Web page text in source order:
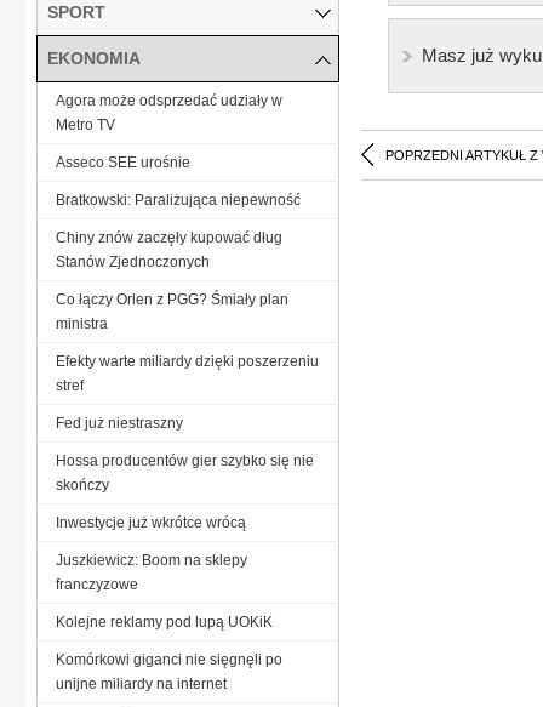
Masz już
POPRZEDNI ARTYKUŁ Z
SPORT
EKONOMIA
Agora może odsprzedać udziały w
Metro TV
Asseco SEE urośnie
Bratkowski: Paraliżująca niepewność
Chiny znów zaczęły kupować dług
Stanów Zjednoczonych
Co łączy Orlen z PGG? Śmiały plan
ministra
Efekty warte miliardy dzięki poszerzeniu
stref
Fed już niestraszny
Hossa producentów gier szybko się nie
skończy
Inwestycje już wkrótce wrócą
Juszkiewicz: Boom na sklepy
franczyzowe
Kolejne reklamy pod lupą UOKiK
Komórkowi giganci nie sięgnęli po
unijne miliardy na internet